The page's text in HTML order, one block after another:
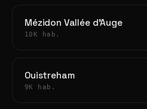
Mézidon Vallée d'Auge
10K hab.
Ouistreham
9K hab.